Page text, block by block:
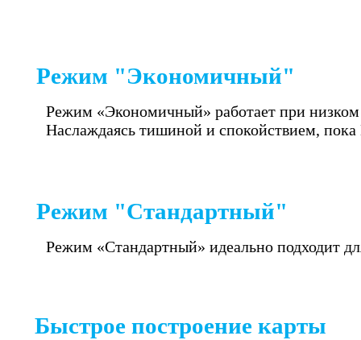
Режим "Экономичный"
Режим «Экономичный» работает при
Наслаждаясь тишиной и спокойствием, пока
Режим "Стандартный"
Режим «Стандартный» идеально подходит
Быстрое построение карты